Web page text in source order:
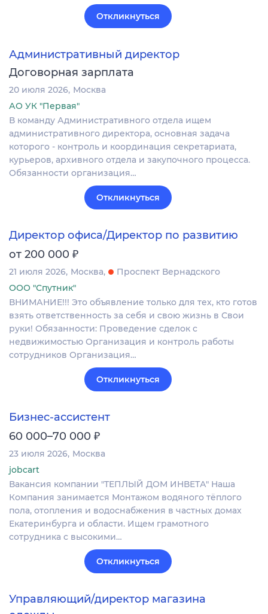
Откликнуться
Административный директор
Договорная зарплата
20 июля 2026 Москва
АО УК "Первая"
В команду Административного отдела ищем
административного директора, основная задача
которого - контроль и координация секретариата,
курьеров, архивного отдела и закупочного процесса.
Обязанности организация…
Откликнуться
Директор офиса/Директор по развитию
от 200 000 ₽
21 июля 2026 Москва
Проспект Вернадского
ООО "Спутник"
ВНИМАНИЕ!!! Это объявление только для тех, кто готов
взять ответственность за себя и свою жизнь в Свои
руки! Обязанности: Проведение сделок с
недвижимостью Организация и контроль работы
сотрудников Организация…
Откликнуться
Бизнес-ассистент
60 000–70 000 ₽
23 июля 2026 Москва
jobcart
Вакансия компании "ТЕПЛЫЙ ДОМ ИНВЕТА" Наша
Компания занимается Монтажом водяного тёплого
пола, отопления и водоснабжения в частных домах
Екатеринбурга и области. Ищем грамотного
сотрудника с высокими…
Откликнуться
Управляющий/директор магазина